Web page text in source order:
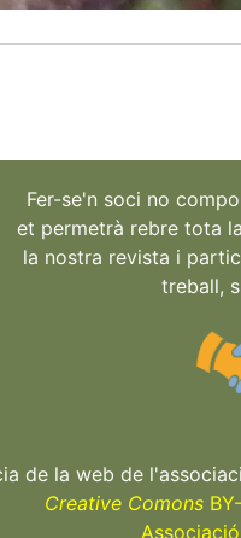
Fer-se'n soci no
et permetrà rebre tota
la nostra revista i
treball,
de la web de
Creative Comons